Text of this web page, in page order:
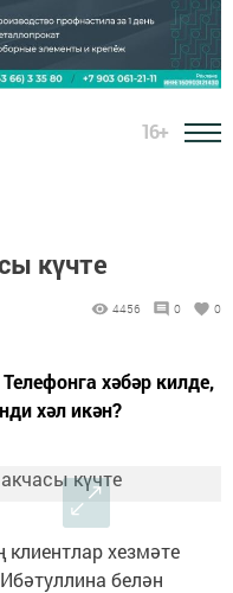
16+
күчте
4456 0 0
хәбәр килде,
хәл икән?
хезмәте
белән